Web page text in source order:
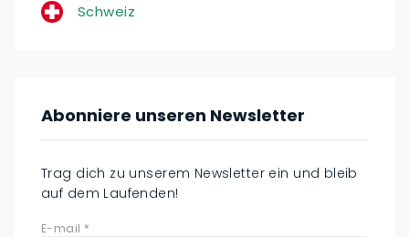
Schweiz
Abonniere unseren Newsletter
Trag dich zu unserem Newsletter ein und bleib
auf dem Laufenden!
E-mail *